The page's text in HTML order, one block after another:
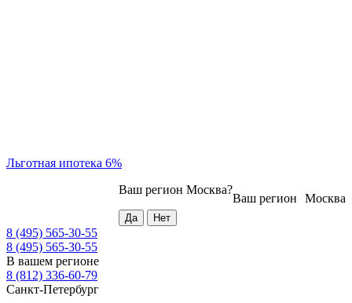
Льготная ипотека 6%
Москва
Ваш регион
Ваш регион Москва?
8 (495) 565-30-55
8 (495) 565-30-55
В вашем регионе
8 (812) 336-60-79
Санкт-Петербург